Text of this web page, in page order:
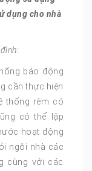
dụng cho nhà
báo động
cần thực hiện
thống rèm có
có thể lập
hoạt động
ngôi nhà các
cùng với các